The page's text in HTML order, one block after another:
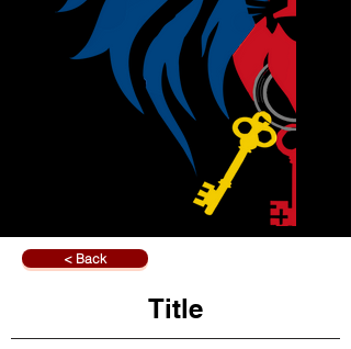
< Back
Title